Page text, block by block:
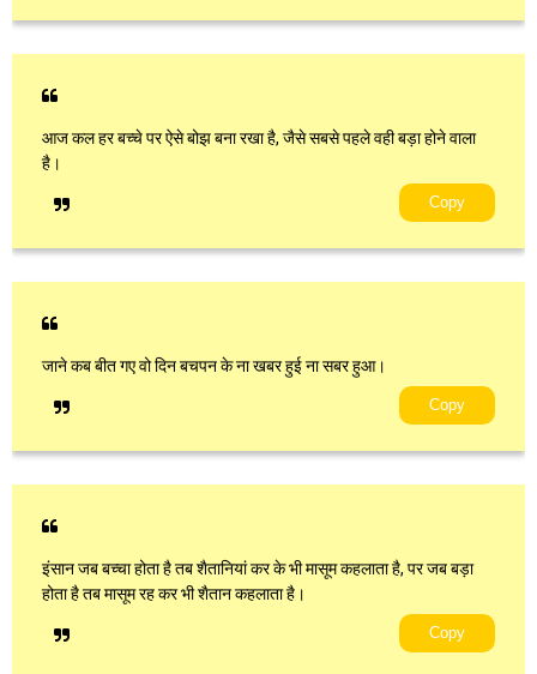
आज कल हर बच्चे पर ऐसे बोझ बना रखा है, जैसे सबसे पहले वही बड़ा होने वाला
है।
Copy
जाने कब बीत गए वो दिन बचपन के ना खबर हुई ना सबर हुआ।
Copy
इंसान जब बच्चा होता है तब शैतानियां कर के भी मासूम कहलाता है, पर जब बड़ा
होता है तब मासूम रह कर भी शैतान कहलाता है।
Copy